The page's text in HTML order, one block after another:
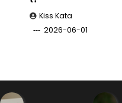
Kiss Kata
2026-06-01